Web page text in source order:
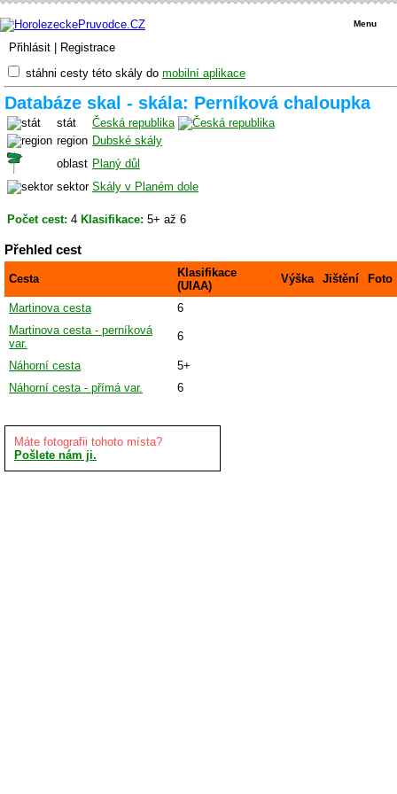
Přihlásit Registrace
Menu
stáhni cesty této skály do mobilní aplikace
Databáze skal - skála: Perníková chaloupka
stát
Česká republika
region Dubské skály
oblast Planý důl
sektor Skály v Planém dole
Počet cest: 4 Klasifikace: 5+ až 6
Přehled cest
Cesta
Klasifikace
(UIAA)
Výška Jištění Foto
Martinova cesta
6
Martinova cesta - perníková
var.
6
Náhorní cesta
5+
Náhorní cesta - přímá var.
6
Máte fotografii tohoto místa?
Pošlete nám ji.